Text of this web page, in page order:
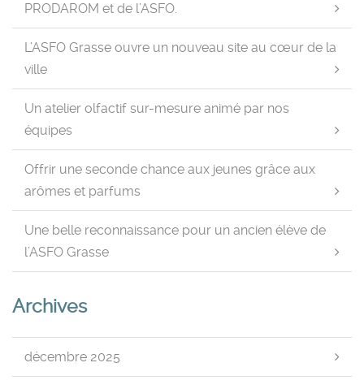
PRODAROM et de l’ASFO.
L’ASFO Grasse ouvre un nouveau site au cœur de la
ville
Un atelier olfactif sur-mesure animé par nos
équipes
Offrir une seconde chance aux jeunes grâce aux
arômes et parfums
Une belle reconnaissance pour un ancien élève de
l’ASFO Grasse
Archives
décembre 2025